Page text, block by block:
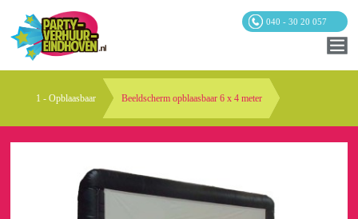
040 - 30 20 057
1 - Opblaasbaar Beeldscherm opblaasbaar 6 x 4 meter